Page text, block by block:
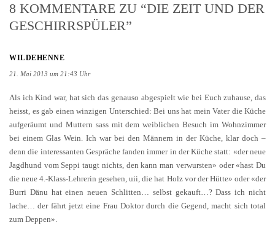
8 KOMMENTARE ZU “DIE ZEIT UND DER
GESCHIRRSPÜLER”
WILDEHENNE
21. Mai 2013 um 21:43 Uhr
Als ich Kind war, hat sich das genauso abgespielt wie bei Euch zuhause, das
heisst, es gab einen winzigen Unterschied: Bei uns hat mein Vater die Küche
aufgeräumt und Muttern sass mit dem weiblichen Besuch im Wohnzimmer
bei einem Glas Wein. Ich war bei den Männern in der Küche, klar doch –
denn die interessanten Gespräche fanden immer in der Küche statt: «der neue
Jagdhund vom Seppi taugt nichts, den kann man verwursten» oder «hast Du
die neue 4.-Klass-Lehrerin gesehen, uii, die hat Holz vor der Hütte» oder «der
Burri Dänu hat einen neuen Schlitten… selbst gekauft…? Dass ich nicht
lache… der fährt jetzt eine Frau Doktor durch die Gegend, macht sich total
zum Deppen».